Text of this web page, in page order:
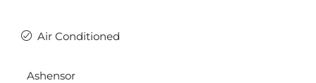
Air Conditioned
Ashensor